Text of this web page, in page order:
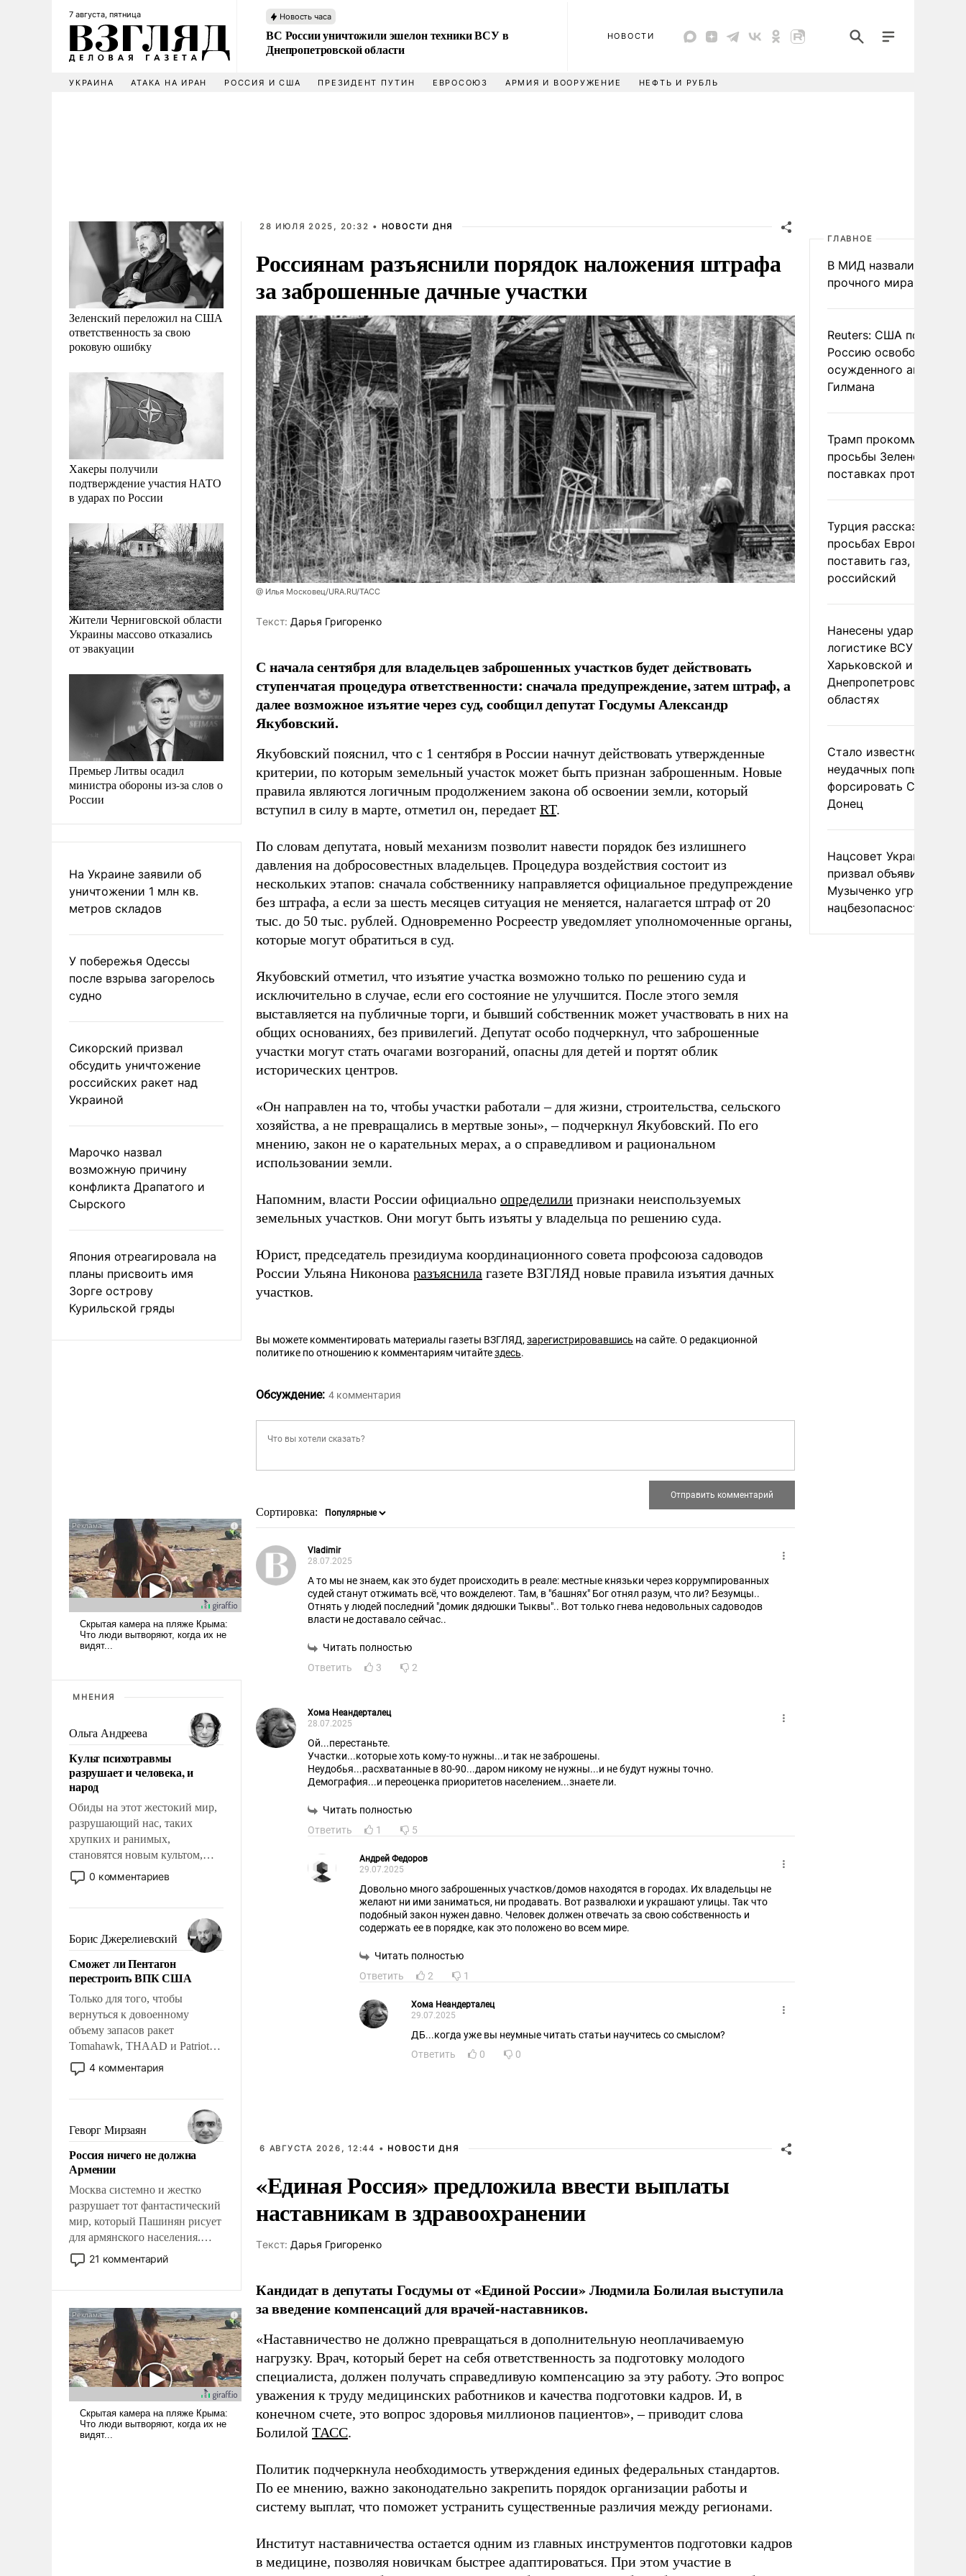
7 августа, пятница Новость часа
ВС России уничтожили эшелон техники ВСУ в
Днепропетровской области
НОВОСТИ
УКРАИНА АТАКА НА ИРАН РОССИЯ И США ПРЕЗИДЕНТ ПУТИН ЕВРОСОЮЗ АРМИЯ И ВООРУЖЕНИЕ НЕФТЬ И РУБЛЬ
Зеленский переложил на США
ответственность за свою
роковую ошибку
Хакеры получили
подтверждение участия НАТО
в ударах по России
Жители Черниговской области
Украины массово отказались
от эвакуации
Премьер Литвы осадил
министра обороны из-за слов о
России
На Украине заявили об
уничтожении 1 млн кв.
метров складов
У побережья Одессы
после взрыва загорелось
судно
Сикорский призвал
обсудить уничтожение
российских ракет над
Украиной
Марочко назвал
возможную причину
конфликта Драпатого и
Сырского
Япония отреагировала на
планы присвоить имя
Зорге острову
Курильской гряды
МНЕНИЯ
Ольга Андреева
Культ психотравмы
разрушает и человека, и
народ
Обиды на этот жестокий мир,
разрушающий нас, таких
хрупких и ранимых,
становятся новым культом,
постепенно вытесняя и
отменяя традиционное
мужественным и твердым под
ударами судьбы, брать на себя
ответственность, помогать
слабым, идти вперед и
адаптироваться.
0 комментариев
Борис Джерелиевский
Сможет ли Пентагон
перестроить ВПК США
Только для того, чтобы
вернуться к довоенному
объему запасов ракет
Tomahawk, THAAD и Patriot
США потребуется более трех
лет. Даже небольшая война с
Сложившаяся ситуация
означает многолетний период
уязвимости США, например,
перед Китаем.
4 комментария
Геворг Мирзаян
Россия ничего не должна
Армении
Москва системно и жестко
разрушает тот фантастический
мир, который Пашинян рисует
для армянского населения.
Мир, где политические
прожекты будут безусловно
налогоплательщиков и где
Еревану за свои поступки не
нужно отвечать.
21 комментарий
28 ИЮЛЯ 2025, 20:32 • НОВОСТИ ДНЯ
Россиянам разъяснили порядок наложения штрафа
за заброшенные дачные участки
@ Илья Московец/URA.RU/ТАСС
Tекст: Дарья Григоренко
С начала сентября для владельцев заброшенных участков будет действовать
ступенчатая процедура ответственности: сначала предупреждение, затем штраф, а
далее возможное изъятие через суд, сообщил депутат Госдумы Александр
Якубовский.
Якубовский пояснил, что с 1 сентября в России начнут действовать утвержденные
критерии, по которым земельный участок может быть признан заброшенным. Новые
правила являются логичным продолжением закона об освоении земли, который
вступил в силу в марте, отметил он, передает RT.
По словам депутата, новый механизм позволит навести порядок без излишнего
давления на добросовестных владельцев. Процедура воздействия состоит из
нескольких этапов: сначала собственнику направляется официальное предупреждение
без штрафа, а если за шесть месяцев ситуация не меняется, налагается штраф от 20
тыс. до 50 тыс. рублей. Одновременно Росреестр уведомляет уполномоченные органы,
которые могут обратиться в суд.
Якубовский отметил, что изъятие участка возможно только по решению суда и
исключительно в случае, если его состояние не улучшится. После этого земля
выставляется на публичные торги, и бывший собственник может участвовать в них на
общих основаниях, без привилегий. Депутат особо подчеркнул, что заброшенные
участки могут стать очагами возгораний, опасны для детей и портят облик
исторических центров.
«Он направлен на то, чтобы участки работали – для жизни, строительства, сельского
хозяйства, а не превращались в мертвые зоны», – подчеркнул Якубовский. По его
мнению, закон не о карательных мерах, а о справедливом и рациональном
использовании земли.
Напомним, власти России официально определили признаки неиспользуемых
земельных участков. Они могут быть изъяты у владельца по решению суда.
Юрист, председатель президиума координационного совета профсоюза садоводов
России Ульяна Никонова разъяснила газете ВЗГЛЯД новые правила изъятия дачных
участков.
Вы можете комментировать материалы газеты ВЗГЛЯД,зарегистрировавшись на сайте. О редакционной
политике по отношению к комментариям читайтездесь.
Обсуждение: 4 комментария
Сортировка:
Vladimir
28.07.2025
А то мы не знаем, как это будет происходить в реале: местные князьки через коррумпированных
судей станут отжимать всë, что вожделеют. Там, в "башнях" Бог отнял разум, что ли? Безумцы..
Отнять у людей последний "домик дядюшки Тыквы".. Вот только гнева недовольных садоводов
власти не доставало сейчас..
Читать полностью
Ответить
3 2
Хома Неандерталец
28.07.2025
Ой...перестаньте.
Участки...которые хоть кому-то нужны...и так не заброшены.
Неудобья...расхватанные в 80-90...даром никому не нужны...и не будут нужны точно.
Демография...и переоценка приоритетов населением...знаете ли.
Читать полностью
Ответить
1 5
Андрей Федоров
29.07.2025
Довольно много заброшенных участков/домов находятся в городах. Их владельцы не
желают ни ими заниматься, ни продавать. Вот развалюхи и украшают улицы. Так что
подобный закон нужен давно. Человек должен отвечать за свою собственность и
содержать ее в порядке, как это положено во всем мире.
Читать полностью
Ответить
2 1
Хома Неандерталец
29.07.2025
ДБ...когда уже вы неумные читать статьи научитесь со смыслом?
Ответить
0 0
6 АВГУСТА 2026, 12:44 • НОВОСТИ ДНЯ
«Единая Россия» предложила ввести выплаты
наставникам в здравоохранении
Tекст: Дарья Григоренко
Кандидат в депутаты Госдумы от «Единой России» Людмила Болилая выступила
за введение компенсаций для врачей-наставников.
«Наставничество не должно превращаться в дополнительную неоплачиваемую
нагрузку. Врач, который берет на себя ответственность за подготовку молодого
специалиста, должен получать справедливую компенсацию за эту работу. Это вопрос
уважения к труду медицинских работников и качества подготовки кадров. И, в
конечном счете, это вопрос здоровья миллионов пациентов», – приводит слова
Болилой ТАСС.
Политик подчеркнула необходимость утверждения единых федеральных стандартов.
По ее мнению, важно законодательно закрепить порядок организации работы и
систему выплат, что поможет устранить существенные различия между регионами.
Институт наставничества остается одним из главных инструментов подготовки кадров
в медицине, позволяя новичкам быстрее адаптироваться. При этом участие в
ГЛАВНОЕ
В МИД назвали условия
прочного мира на
Reuters: США
Россию освободить
осужденного
Гилмана
Трамп
просьбы Зеленского о
поставках
Турция рассказала о
просьбах Европы
поставить газ, но не
российский
Нанесены удары по
логистике ВСУ в
Харьковской и
Днепропетровской
областях
Стало известно о
неудачных попытках
форсировать
Донец
Нацсовет Украины по
призвал объявить
Музыченко угрозой
нацбезопасности